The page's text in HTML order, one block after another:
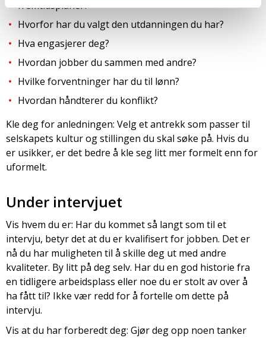
fremtidsplaner?
Hvorfor har du valgt den utdanningen du har?
Hva engasjerer deg?
Hvordan jobber du sammen med andre?
Hvilke forventninger har du til lønn?
Hvordan håndterer du konflikt?
Kle deg for anledningen: Velg et antrekk som passer til
selskapets kultur og stillingen du skal søke på. Hvis du
er usikker, er det bedre å kle seg litt mer formelt enn for
uformelt.
Under intervjuet
Vis hvem du er: Har du kommet så langt som til et
intervju, betyr det at du er kvalifisert for jobben. Det er
nå du har muligheten til å skille deg ut med andre
kvaliteter. By litt på deg selv. Har du en god historie fra
en tidligere arbeidsplass eller noe du er stolt av over å
ha fått til? Ikke vær redd for å fortelle om dette på
intervju.
Vis at du har forberedt deg: Gjør deg opp noen tanker